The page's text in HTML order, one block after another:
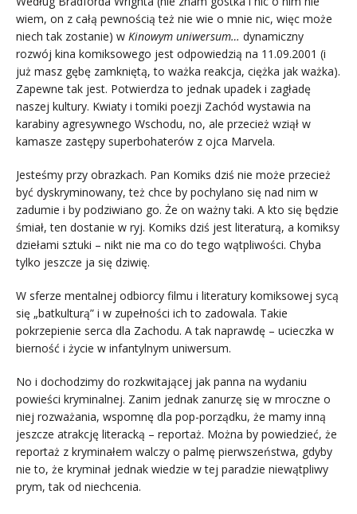
wiem, on z całą pewnością też nie wie o mnie nic, więc może
niech tak zostanie) w Kinowym uniwersum… dynamiczny
rozwój kina komiksowego jest odpowiedzią na 11.09.2001 (i
już masz gębę zamkniętą, to ważka reakcja, ciężka jak ważka).
Zapewne tak jest. Potwierdza to jednak upadek i zagładę
naszej kultury. Kwiaty i tomiki poezji Zachód wystawia na
karabiny agresywnego Wschodu, no, ale przecież wziął w
kamasze zastępy superbohaterów z ojca Marvela.
Jesteśmy przy obrazkach. Pan Komiks dziś nie może przecież
być dyskryminowany, też chce by pochylano się nad nim w
zadumie i by podziwiano go. Że on ważny taki. A kto się będzie
śmiał, ten dostanie w ryj. Komiks dziś jest literaturą, a komiksy
dziełami sztuki – nikt nie ma co do tego wątpliwości. Chyba
tylko jeszcze ja się dziwię.
W sferze mentalnej odbiorcy filmu i literatury komiksowej sycą
się „batkulturą” i w zupełności ich to zadowala. Takie
pokrzepienie serca dla Zachodu. A tak naprawdę – ucieczka w
bierność i życie w infantylnym uniwersum.
No i dochodzimy do rozkwitającej jak panna na wydaniu
powieści kryminalnej. Zanim jednak zanurzę się w mroczne o
niej rozważania, wspomnę dla pop-porządku, że mamy inną
jeszcze atrakcję literacką – reportaż. Można by powiedzieć, że
reportaż z kryminałem walczy o palmę pierwszeństwa, gdyby
nie to, że kryminał jednak wiedzie w tej paradzie niewątpliwy
prym, tak od niechcenia.